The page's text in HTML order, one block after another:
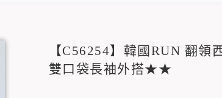
【C56254】韓國RUN 翻
雙口袋長袖外搭★★